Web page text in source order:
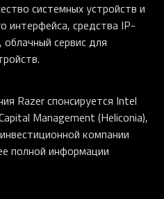
системных устройств и
интерфейса, средства IP-
сервис для
Razer спонсируется Intel
Management (Heliconia),
компании
полной информации